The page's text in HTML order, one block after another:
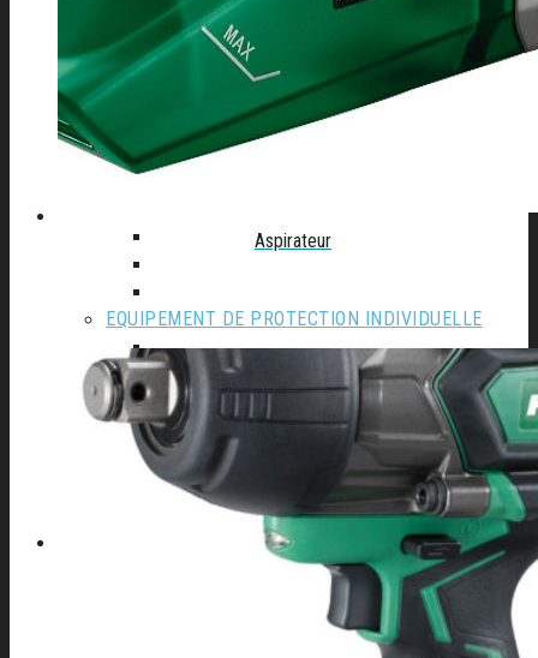
Aspirateur eau et poussieres
Autolaveuse
Compresseur
Groupe électrogène
Materiel de Garage
Nettoyeur haute pression
Perceuse magnetique
EQUIPEMENT DE PROTECTION INDIVIDUELLE
Cagoule Electronique
Chaussures
Protection de la main
Protection de la tête
Vêtements de travail
Aspirateur